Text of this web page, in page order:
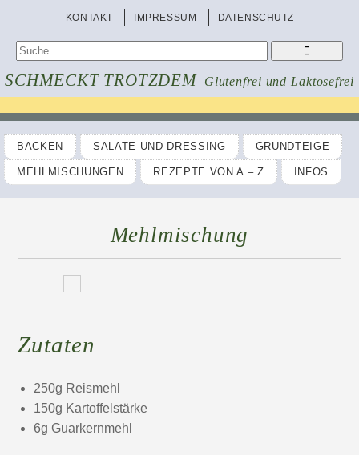
KONTAKT IMPRESSUM DATENSCHUTZ
SCHMECKT TROTZDEM Glutenfrei und Laktosefrei
BACKEN SALATE UND DRESSING GRUNDTEIGE
MEHLMISCHUNGEN REZEPTE VON A – Z INFOS
Mehlmischung
Zutaten
250g Reismehl
150g Kartoffelstärke
6g Guarkernmehl